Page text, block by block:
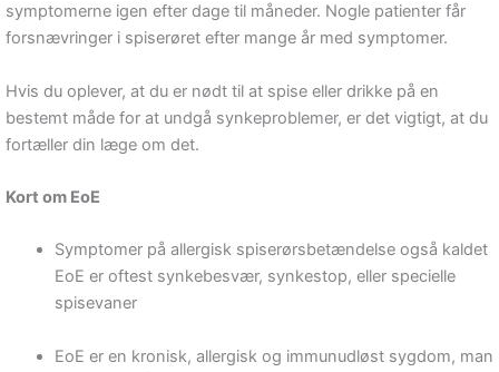
symptomerne igen efter dage til måneder. Nogle patienter får
forsnævringer i spiserøret efter mange år med symptomer.
Hvis du oplever, at du er nødt til at spise eller drikke på en
bestemt måde for at undgå synkeproblemer, er det vigtigt, at du
fortæller din læge om det.
Kort om EoE
Symptomer på allergisk spiserørsbetændelse også kaldet
EoE er oftest synkebesvær, synkestop, eller specielle
spisevaner
EoE er en kronisk, allergisk og immunudløst sygdom, man